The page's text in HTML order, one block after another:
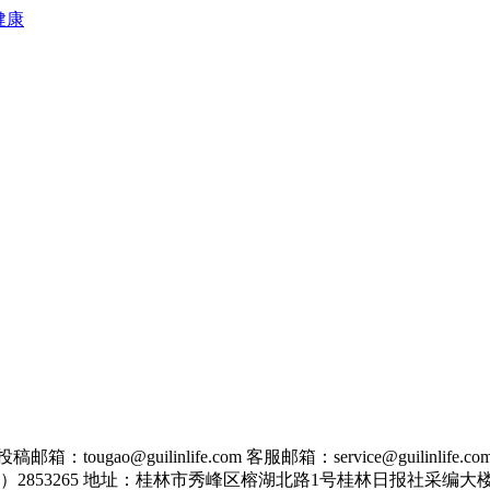
康
邮箱：tougao@guilinlife.com 客服邮箱：
2853265 地址：桂林市秀峰区榕湖北路1号桂林日报社采编大